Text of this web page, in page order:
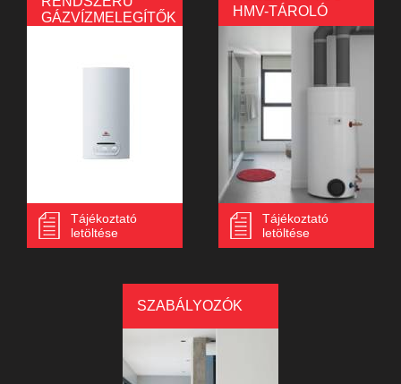
GÁZVÍZMELEGÍTŐK
Tájékoztató
letöltése
HMV-TÁROLÓ
Tájékoztató
letöltése
SZABÁLYOZÓK